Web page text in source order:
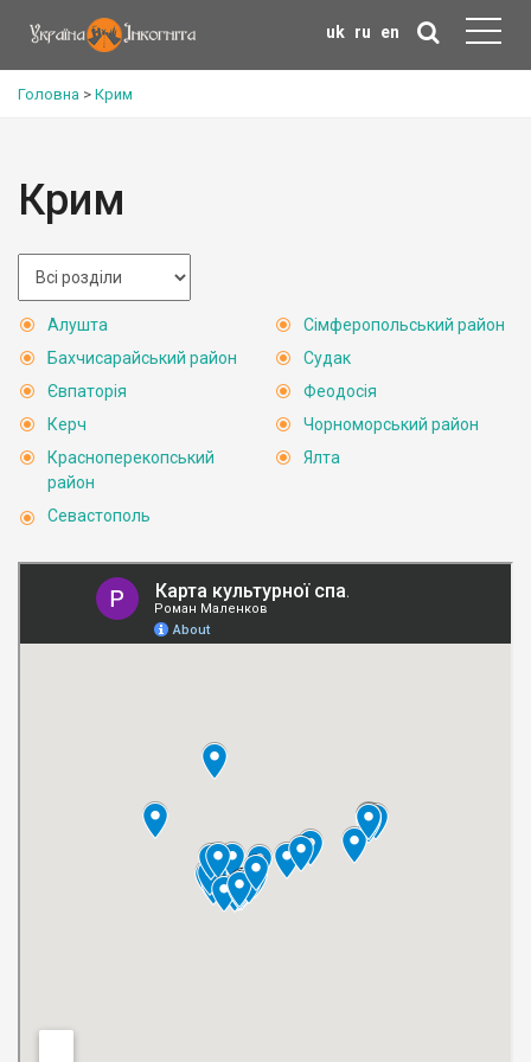
uk ru en
Головна > Крим
Крим
Алушта
Бахчисарайський район
Євпаторія
Керч
Красноперекопський
район
Севастополь
Сімферопольський район
Судак
Феодосія
Чорноморський район
Ялта